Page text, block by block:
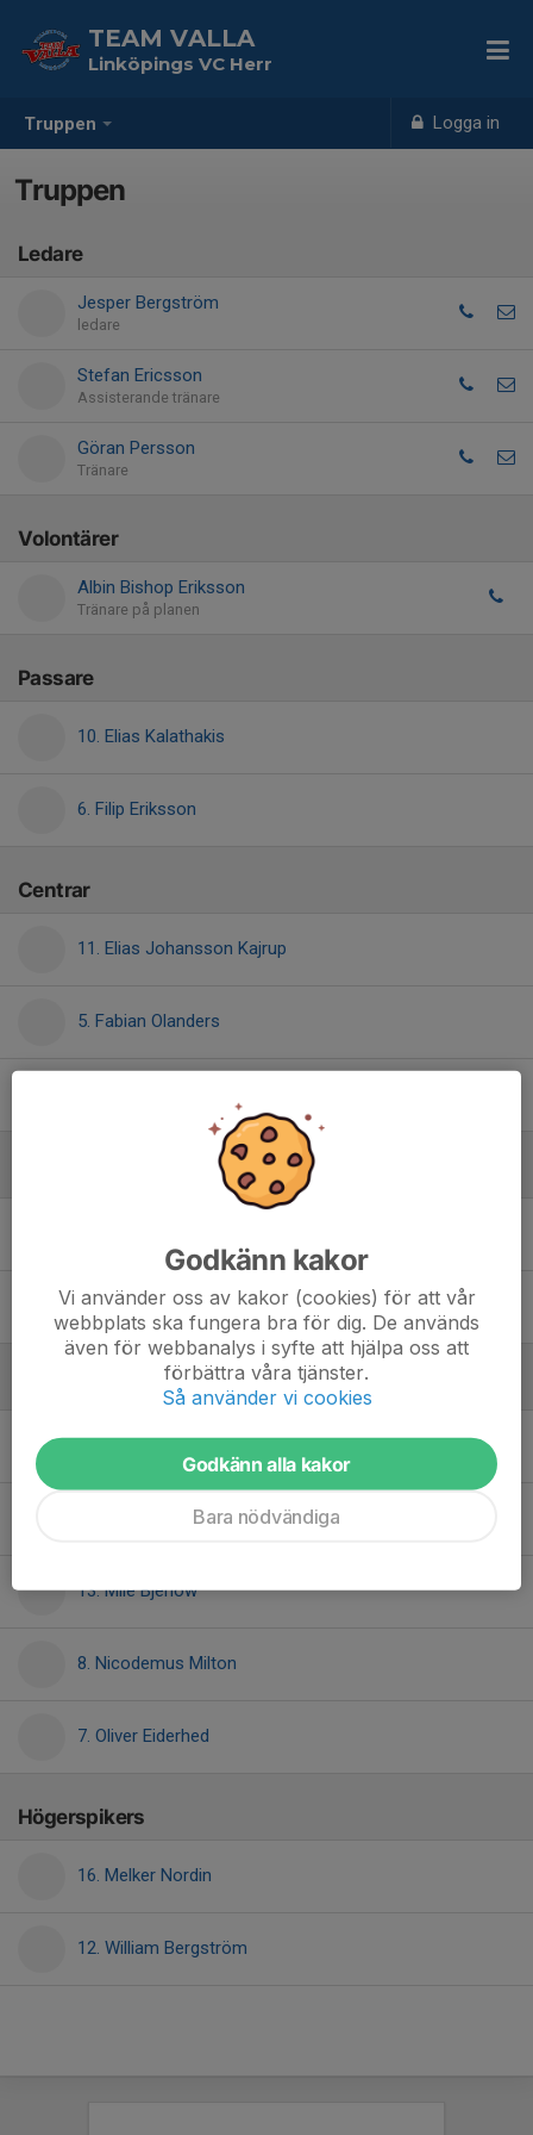
Truppen Logga in
TEAM VALLA
Linköpings VC Herr
Truppen
Ledare
Jesper Bergström
ledare
Stefan Ericsson
Assisterande tränare
Göran Persson
Tränare
Volontärer
Albin Bishop Eriksson
Tränare på planen
Passare
10. Elias Kalathakis
6. Filip Eriksson
Centrar
11. Elias Johansson Kajrup
5. Fabian Olanders
1. Noël Karlsson
Vänsterspikers
14. Elias Ragnsäter
4. Gustav Hyllsjö Heiner
13. Mile Bjerlöw
8. Nicodemus Milton
7. Oliver Eiderhed
Högerspikers
16. Melker Nordin
12. William Bergström
Godkänn kakor
Vi använder oss av kakor (cookies) för att vår
webbplats ska fungera bra för dig. De används
även för webbanalys i syfte att hjälpa oss att
förbättra våra tjänster.
Så använder vi cookies
Godkänn alla kakor
Bara nödvändiga